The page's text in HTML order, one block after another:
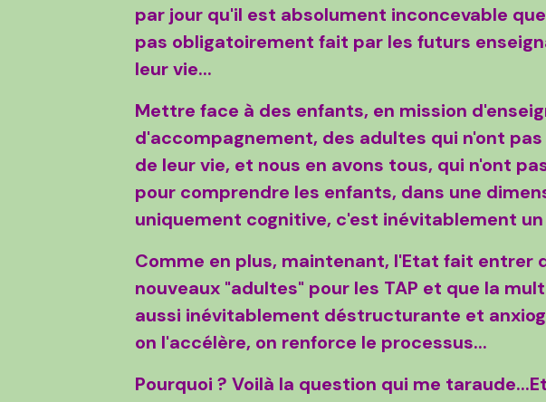
par jour qu'il est absolument inconcevable
pas obligatoirement fait par les futurs
leur vie...
Mettre face à des enfants, en mission
d'accompagnement, des adultes qui n'ont
de leur vie, et nous en avons tous, qui n'ont
pour comprendre les enfants, dans une
uniquement cognitive, c'est inévitablement
Comme en plus, maintenant, l'Etat fait entrer
nouveaux "adultes" pour les TAP et que la
aussi inévitablement déstructurante et
on l'accélère, on renforce le processus...
Pourquoi ? Voilà la question qui me